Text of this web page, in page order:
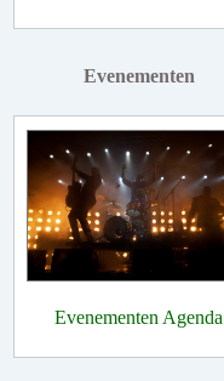
Evenementen
Evenementen Agenda